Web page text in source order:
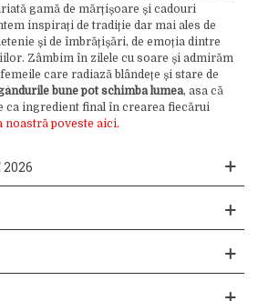
gamă de mărțișoare și cadouri
inspirați de tradiție dar mai ales de
și de îmbrățișări, de emoția dintre
Zâmbim în zilele cu soare și admirăm
care radiază blândețe și stare de
bune pot schimba lumea, asa că
ca ingredient final în crearea fiecărui
noastră poveste aici.